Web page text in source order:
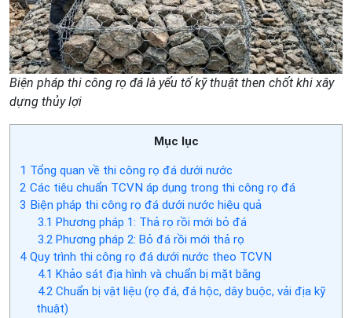
Biện pháp thi công rọ đá là yếu tố kỹ thuật then chốt khi xây
dựng thủy lợi
Mục lục
1 Tổng quan về thi công rọ đá dưới nước
2 Các tiêu chuẩn TCVN áp dụng trong thi công rọ đá
3 Biện pháp thi công rọ đá dưới nước hiệu quả
3.1 Phương pháp 1: Thả rọ rồi mới bỏ đá
3.2Phương pháp 2: Bỏ đá rồi mới thả rọ
4 Quy trình thi công rọ đá dưới nước theo TCVN
4.1 Khảo sát địa hình và chuẩn bị mặt bằng
4.2Chuẩn bị vật liệu (rọ đá, đá hộc, dây buộc, vải địa kỹ
thuật)